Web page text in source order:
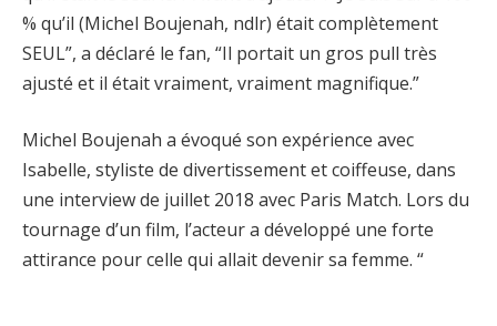
% qu’il (Michel Boujenah, ndlr) était complètement
SEUL”, a déclaré le fan, “Il portait un gros pull très
ajusté et il était vraiment, vraiment magnifique.”
Michel Boujenah a évoqué son expérience avec
Isabelle, styliste de divertissement et coiffeuse, dans
une interview de juillet 2018 avec Paris Match. Lors du
tournage d’un film, l’acteur a développé une forte
attirance pour celle qui allait devenir sa femme. “